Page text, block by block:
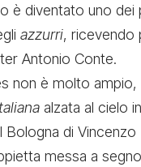
è diventato uno dei
azzurri, ricevendo
Antonio Conte.
non è molto ampio,
alzata al cielo
Bologna di Vincenzo
messa a